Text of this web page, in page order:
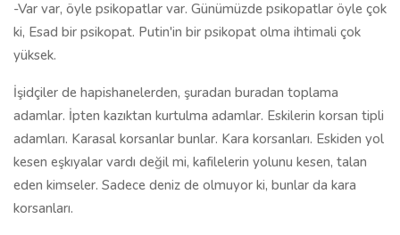
-Var var, öyle psikopatlar var. Günümüzde psikopatlar öyle çok
ki, Esad bir psikopat. Putin'in bir psikopat olma ihtimali çok
yüksek.
İşidçiler de hapishanelerden, şuradan buradan toplama
adamlar. İpten kazıktan kurtulma adamlar. Eskilerin korsan tipli
adamları. Karasal korsanlar bunlar. Kara korsanları. Eskiden yol
kesen eşkıyalar vardı değil mi, kafilelerin yolunu kesen, talan
eden kimseler. Sadece deniz de olmuyor ki, bunlar da kara
korsanları.